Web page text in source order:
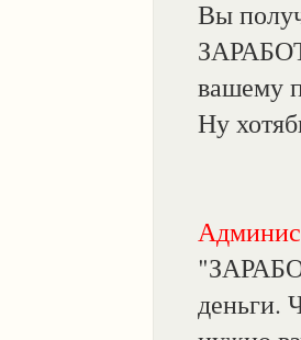
Вы
вашему
Ну
деньги.